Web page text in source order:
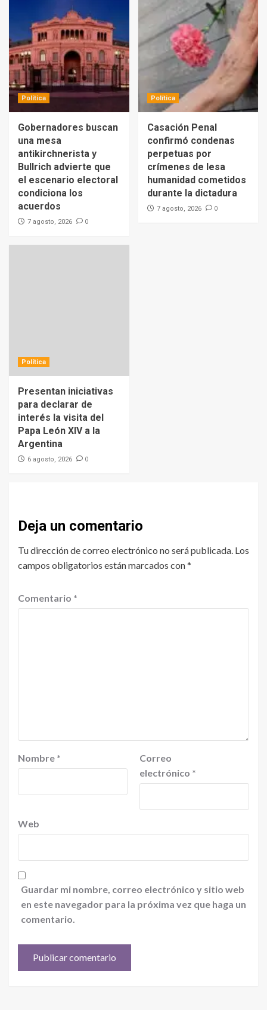
Política
Gobernadores buscan
una mesa
antikirchnerista y
Bullrich advierte que
el escenario electoral
condiciona los
acuerdos
7 agosto, 2026 0
Política
Casación Penal
confirmó condenas
perpetuas por
crímenes de lesa
humanidad cometidos
durante la dictadura
7 agosto, 2026 0
Política
Presentan iniciativas
para declarar de
interés la visita del
Papa León XIV a la
Argentina
6 agosto, 2026 0
Deja un comentario
Tu dirección de correo electrónico no será publicada. Los
campos obligatorios están marcados con*
Comentario *
Nombre *
Correo
electrónico *
Web
Guardar mi nombre, correo electrónico y sitio web
en este navegador para la próxima vez que haga un
comentario.